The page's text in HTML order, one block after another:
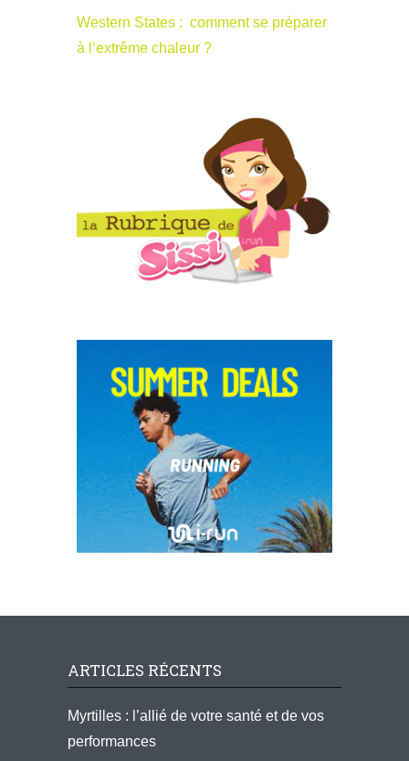
Western States : comment se préparer
à l’extrême chaleur ?
ARTICLES RÉCENTS
Myrtilles : l’allié de votre santé et de vos
performances